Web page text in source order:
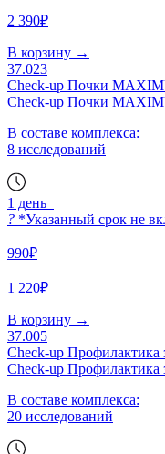
2 390₽
В корзину →
37.023
Check-up Почки
Check-up Почки
В составе комплекса:
8 исследований
1 день
? *Указанный срок не
990₽
1 220₽
В корзину →
37.005
Check-up Профилактика
Check-up Профилактика
В составе комплекса:
20 исследований